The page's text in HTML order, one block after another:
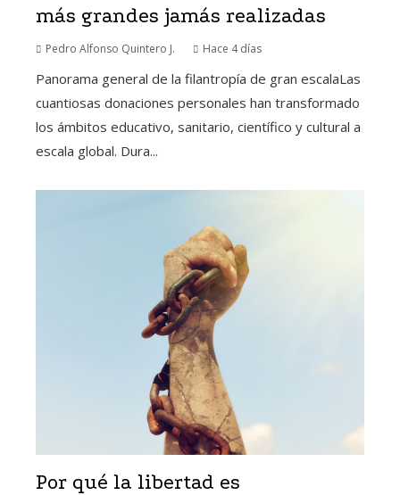
más grandes jamás realizadas
Pedro Alfonso Quintero J. Hace 4 días
Panorama general de la filantropía de gran escalaLas
cuantiosas donaciones personales han transformado
los ámbitos educativo, sanitario, científico y cultural a
escala global. Dura...
Por qué la libertad es